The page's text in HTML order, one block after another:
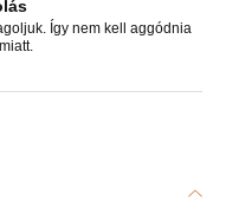
Így nem kell aggódnia